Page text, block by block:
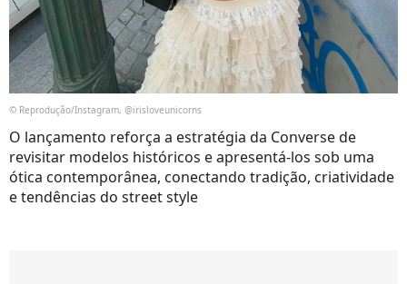
© Reprodução/Instagram, @irisloveunicorns
O lançamento reforça a estratégia da Converse de
revisitar modelos históricos e apresentá-los sob uma
ótica contemporânea, conectando tradição, criatividade
e tendências do street style